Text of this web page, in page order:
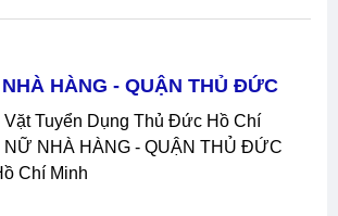
HÀNG - QUẬN THỦ ĐỨC
NỮ NHÀ HÀNG - QUẬN THỦ ĐỨC
Chí Minh